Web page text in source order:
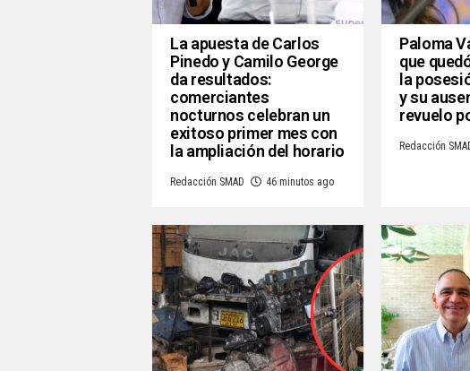
La apuesta de Carlos
Pinedo y Camilo George
da resultados:
comerciantes
nocturnos celebran un
exitoso primer mes con
la ampliación del horario
Redacción SMAD 46 minutos ago
Paloma
que
la
y su
revuelo
Redacción